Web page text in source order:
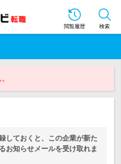
閲覧履歴 検索
しておくと、この企業が新た
お知らせメールを受け取れま